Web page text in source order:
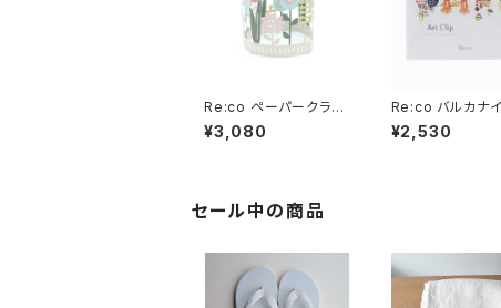
Re:co ペーパークラウ
ン〈BLOOM〉
¥3,080
Re:co バルカナ
¥2,530
セール中の商品